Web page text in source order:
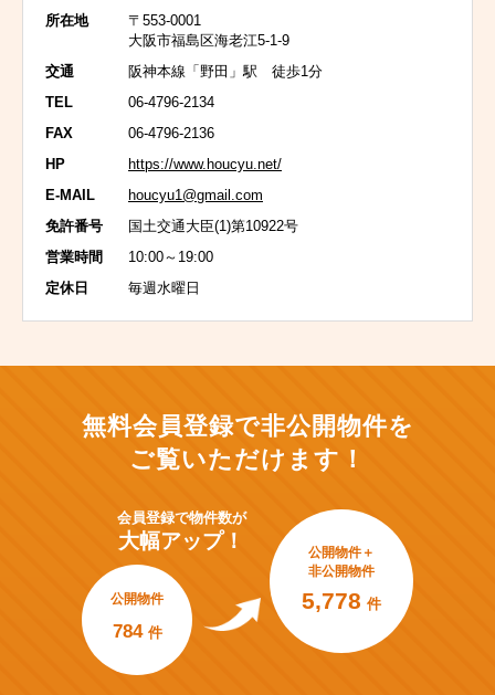
所在地
〒553-0001
大阪市福島区海老江5-1-9
交通
阪神本線「野田」駅 徒歩1分
TEL
06-4796-2134
FAX
06-4796-2136
HP
https://www.houcyu.net/
E-MAIL
houcyu1@gmail.com
免許番号
国土交通大臣(1)第10922号
営業時間
10:00～19:00
定休日
毎週水曜日
無料会員登録で非公開物件を
ご覧いただけます！
会員登録で物件数が
大幅アップ！
公開物件
784 件
公開物件＋
非公開物件
5,778 件